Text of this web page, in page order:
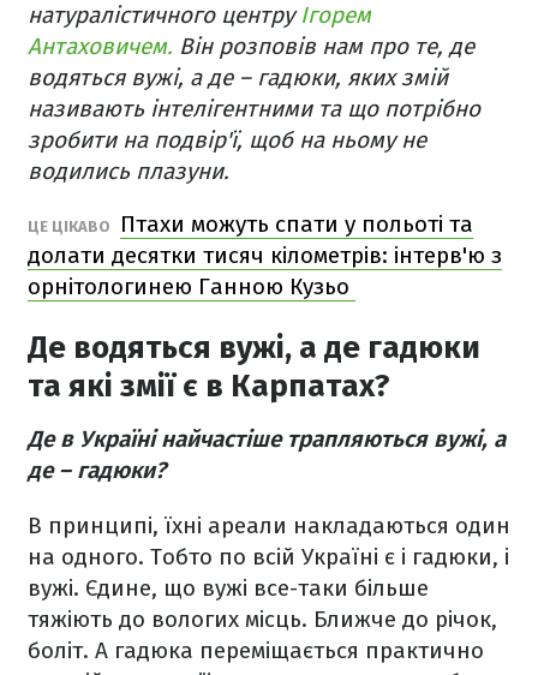
натуралістичного центруІгорем
Антаховичем. Він розповів нам про те, де
водяться вужі, а де – гадюки, яких змій
називають інтелігентними та що потрібно
зробити на подвір'ї, щоб на ньому не
водились плазуни.
ЦЕ ЦІКАВО
Птахи можуть спати у польоті та
долати десятки тисяч кілометрів: інтерв'ю з
орнітологинею Ганною Кузьо
Де водяться вужі, а де гадюки
та які змії є в Карпатах?
Де в Україні найчастіше трапляються вужі, а
де – гадюки?
В принципі, їхні ареали накладаються один
на одного. Тобто по всій Україні є і гадюки, і
вужі. Єдине, що вужі все-таки більше
тяжіють до вологих місць. Ближче до річок,
боліт. А гадюка переміщається практично